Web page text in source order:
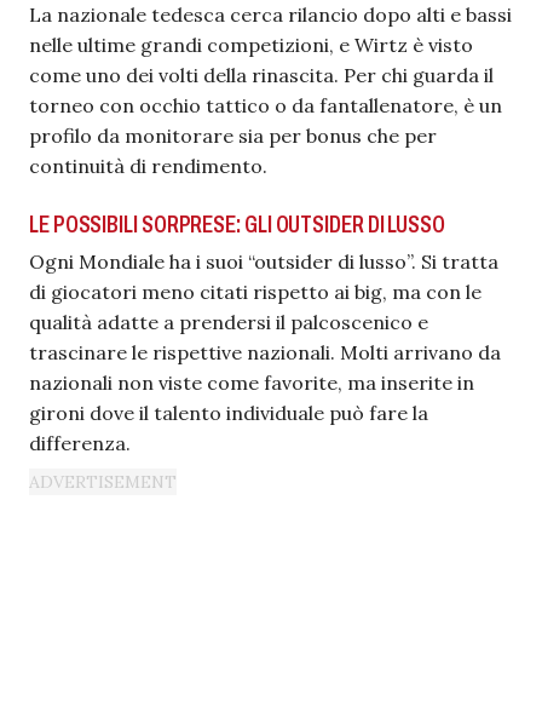
La nazionale tedesca cerca rilancio dopo alti e bassi
nelle ultime grandi competizioni, e Wirtz è visto
come uno dei volti della rinascita. Per chi guarda il
torneo con occhio tattico o da fantallenatore, è un
profilo da monitorare sia per bonus che per
continuità di rendimento.
LE POSSIBILI SORPRESE: GLI OUTSIDER DI LUSSO
Ogni Mondiale ha i suoi “outsider di lusso”. Si tratta
di giocatori meno citati rispetto ai big, ma con le
qualità adatte a prendersi il palcoscenico e
trascinare le rispettive nazionali. Molti arrivano da
nazionali non viste come favorite, ma inserite in
gironi dove il talento individuale può fare la
differenza.